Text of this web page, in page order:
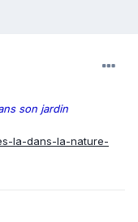
son jardin
la-dans-la-nature-